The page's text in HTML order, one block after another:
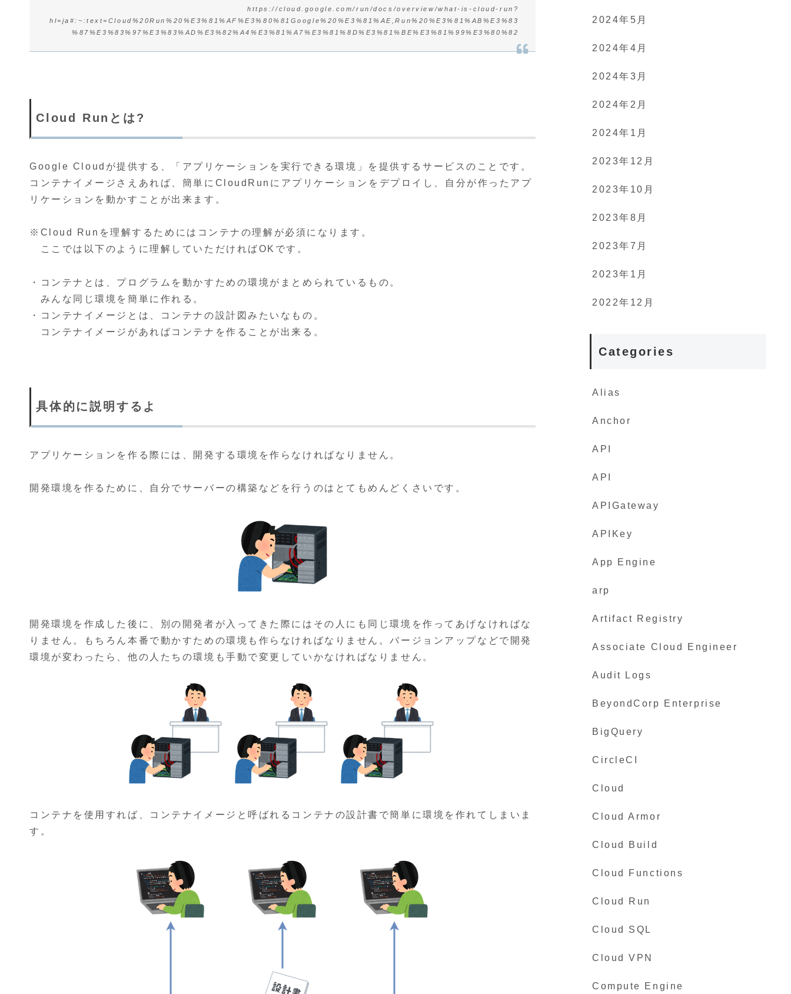
https://cloud.google.com/run/docs/overview/what-is-cloud-run?
hl=ja#:~:text=Cloud%20Run%20%E3%81%AF%E3%80%81Google%20%E3%81%AE,Run%20%E3%81%AB%E3%83
%87%E3%83%97%E3%83%AD%E3%82%A4%E3%81%A7%E3%81%8D%E3%81%BE%E3%81%99%E3%80%82
Cloud Runとは?
Google Cloudが提供する、「アプリケーションを実行できる環境」を提供するサービスのことです。
コンテナイメージさえあれば、簡単にCloudRunにアプリケーションをデプロイし、自分が作ったアプ
リケーションを動かすことが出来ます。
※Cloud Runを理解するためにはコンテナの理解が必須になります。
ここでは以下のように理解していただければOKです。
・コンテナとは、プログラムを動かすための環境がまとめられているもの。
みんな同じ環境を簡単に作れる。
・コンテナイメージとは、コンテナの設計図みたいなもの。
コンテナイメージがあればコンテナを作ることが出来る。
具体的に説明するよ
アプリケーションを作る際には、開発する環境を作らなければなりません。
開発環境を作るために、自分でサーバーの構築などを行うのはとてもめんどくさいです。
開発環境を作成した後に、別の開発者が入ってきた際にはその人にも同じ環境を作ってあげなければな
りません。もちろん本番で動かすための環境も作らなければなりません。バージョンアップなどで開発
環境が変わったら、他の人たちの環境も手動で変更していかなければなりません。
コンテナを使用すれば、コンテナイメージと呼ばれるコンテナの設計書で簡単に環境を作れてしまいま
す。
2024年5月
2024年4月
2024年3月
2024年2月
2024年1月
2023年12月
2023年10月
2023年8月
2023年7月
2023年1月
2022年12月
Categories
Alias
Anchor
API
API
APIGateway
APIKey
App Engine
arp
Artifact Registry
Associate Cloud Engineer
Audit Logs
BeyondCorp Enterprise
BigQuery
CircleCI
Cloud
Cloud Armor
Cloud Build
Cloud Functions
Cloud Run
Cloud SQL
Cloud VPN
Compute Engine